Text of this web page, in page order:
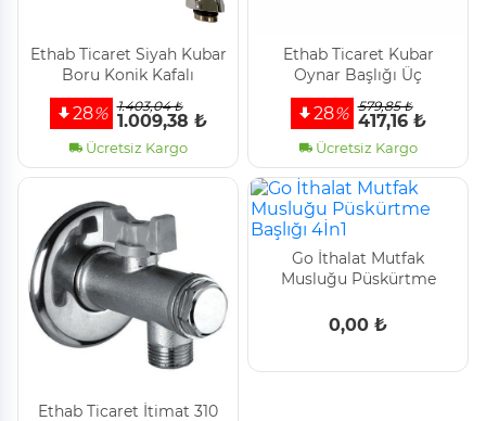
Ethab Ti̇caret Si̇yah Kubar
Boru Koni̇k Kafalı
28% 1.403,04 ₺
1.009,38 ₺
Ücretsiz Kargo
Ethab Ti̇caret Kubar
Oynar Başlığı Üç
Fonksi̇yonlu
28% 579,85 ₺
417,16 ₺
Ücretsiz Kargo
Ethab Ti̇caret İti̇mat 310
Go İthalat Mutfak
Musluğu Püskürtme
0,00 ₺